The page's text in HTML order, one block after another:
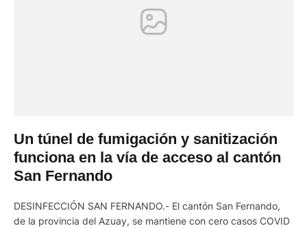
Un túnel de fumigación y sanitización
funciona en la vía de acceso al cantón
San Fernando
DESINFECCIÓN SAN FERNANDO.- El cantón San Fernando,
de la provincia del Azuay, se mantiene con cero casos COVID